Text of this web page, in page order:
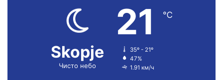
Skopje
Чисто небо
21 ℃
35º - 21º
47%
1.91 км/ч